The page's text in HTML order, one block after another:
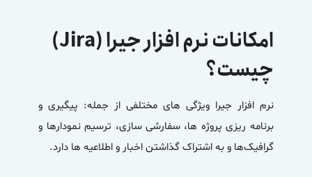
امکانات نرم افزار جیرا (Jira)
چیست؟
نرم افزار جیرا ویژگی های مختلفی از جمله: پیگیری و
برنامه ریزی پروژه‌ ها، سفارشی سازی، ترسیم نمودارها و
گرافیک‌ها و به اشتراک گذاشتن اخبار و اطلاعیه ها دارد.